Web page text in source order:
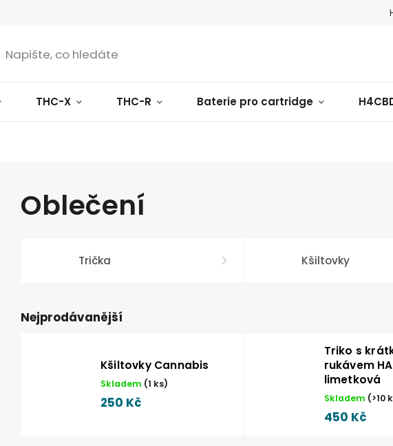
THC-X THC-R Baterie pro cartridge
Oblečení
Trička Kšiltovky
Nejprodávanější
Kšiltovky Cannabis
Skladem (1 ks)
250 Kč
Triko s
rukávem
limetková
Skladem (>10
450 Kč